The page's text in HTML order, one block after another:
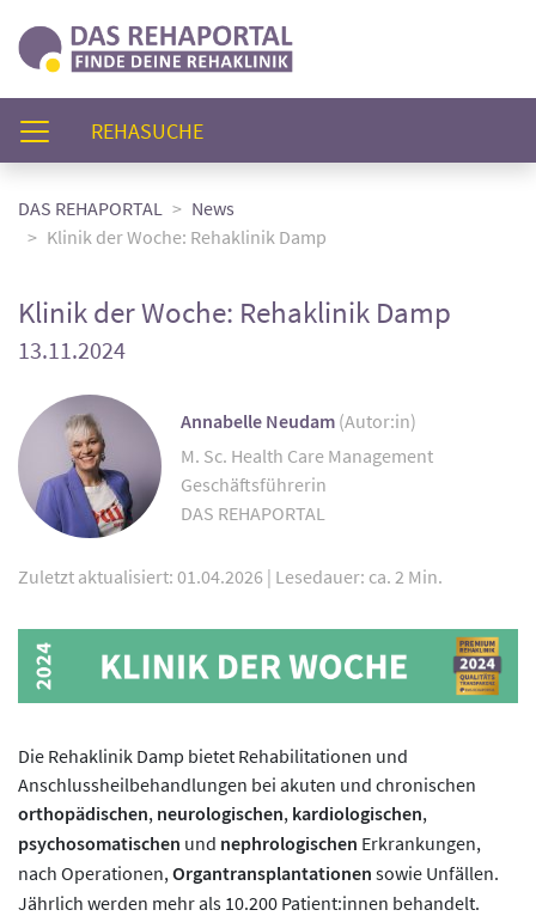
REHASUCHE(AKTUELL)
DAS REHAPORTAL
News
Klinik der Woche: Rehaklinik Damp
Klinik der Woche: Rehaklinik Damp
13.11.2024
Annabelle Neudam (Autor:in)
M. Sc. Health Care Management
Geschäftsführerin
DAS REHAPORTAL
Zuletzt aktualisiert: 01.04.2026 | Lesedauer: ca. 2 Min.
Die Rehaklinik Damp bietet Rehabilitationen und
Anschlussheilbehandlungen bei akuten und chronischen
orthopädischen, neurologischen, kardiologischen,
psychosomatischen und nephrologischen Erkrankungen,
nach Operationen, Organtransplantationen sowie Unfällen.
Jährlich werden mehr als 10.200 Patient:innen behandelt.